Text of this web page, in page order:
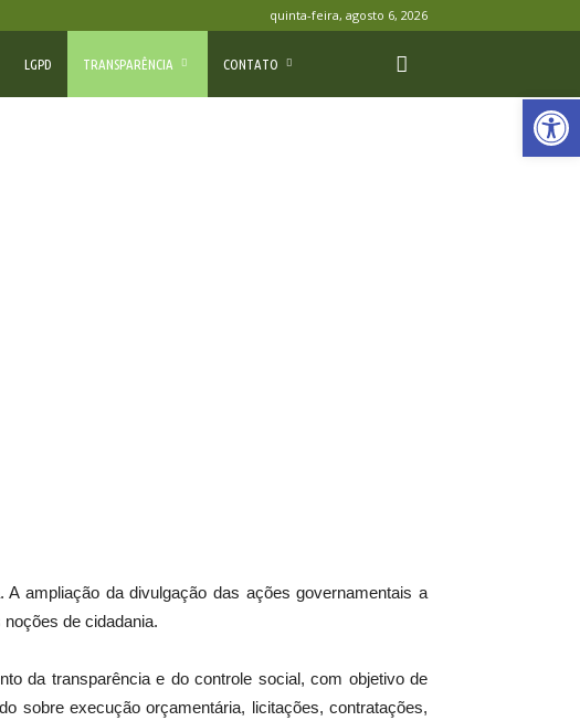
quinta-feira, agosto 6, 2026
LGPD TRANSPARÊNCIA CONTATO
ampliação da divulgação das ações governamentais a
de cidadania.
da transparência e do controle social, com objetivo de
sobre execução orçamentária, licitações, contratações,